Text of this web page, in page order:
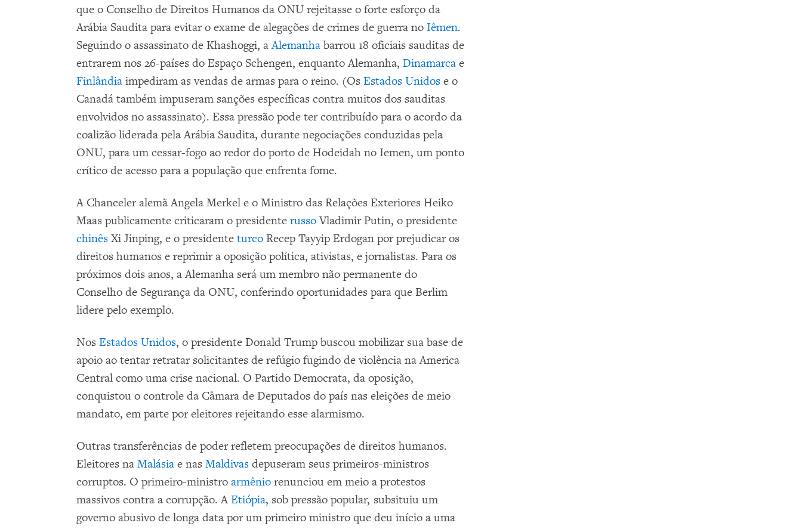
que o Conselho de Direitos Humanos da ONU rejeitasse o forte esforço da
Arábia Saudita para evitar o exame de alegações de crimes de guerra no Iêmen.
Seguindo o assassinato de Khashoggi, aAlemanha barrou 18 oficiais sauditas de
entrarem nos 26-países do Espaço Schengen, enquanto Alemanha, Dinamarca e
Finlândia impediram as vendas de armas para o reino. (Os Estados Unidos e o
Canadá também impuseram sanções específicas contra muitos dos sauditas
envolvidos no assassinato). Essa pressão pode ter contribuído para o acordo da
coalizão liderada pela Arábia Saudita, durante negociações conduzidas pela
ONU, para um cessar-fogo ao redor do porto de Hodeidah no Iemen, um ponto
crítico de acesso para a população que enfrenta fome.
A Chanceler alemã Angela Merkel e o Ministro das Relações Exteriores Heiko
Maas publicamente criticaram o presidente russoVladimir Putin, o presidente
chinês Xi Jinping, e o presidente turco Recep Tayyip Erdogan por prejudicar os
direitos humanos e reprimir a oposição política, ativistas, e jornalistas. Para os
próximos dois anos, a Alemanha será um membro não permanente do
Conselho de Segurança da ONU, conferindo oportunidades para que Berlim
lidere pelo exemplo.
Nos Estados Unidos, o presidente Donald Trump buscou mobilizar sua base de
apoio ao tentar retratar solicitantes de refúgio fugindo de violência na America
Central como uma crise nacional. O Partido Democrata, da oposição,
conquistou o controle da Câmara de Deputados do país nas eleições de meio
mandato, em parte por eleitores rejeitando esse alarmismo.
Outras transferências de poder refletem preocupações de direitos humanos.
Eleitores na Malásia e nas Maldivas depuseram seus primeiros-ministros
corruptos. O primeiro-ministro armênio renunciou em meio a protestos
massivos contra a corrupção. AEtiópia, sob pressão popular, subsituiu um
governo abusivo de longa data por um primeiro ministro que deu início a uma